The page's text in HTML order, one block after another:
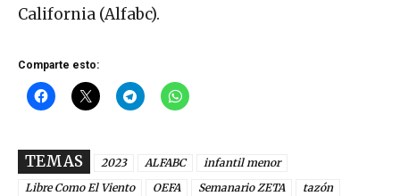
California (Alfabc).
Comparte esto:
TEMAS 2023 ALFABC
infantil menor
Libre Como El Viento
OEFA Semanario ZETA
tazón